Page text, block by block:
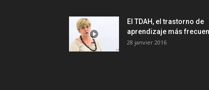
El TDAH, el trastorno de
aprendizaje más
28 janvier 2016